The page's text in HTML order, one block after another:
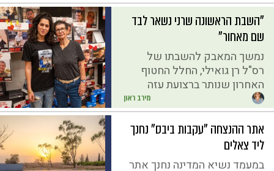
מירב ראון
"השבת הראשונה שרני נשאר לבד
שם מאחור"
נמשך המאבק להשבתו של
רס"ל רן גואילי, החלל החטוף
האחרון שנותר ברצועת עזה
אתר ההנצחה "עקבות ביבס" נחנך
ליד צאלים
במעמד נשיא המדינה נחנך אתר